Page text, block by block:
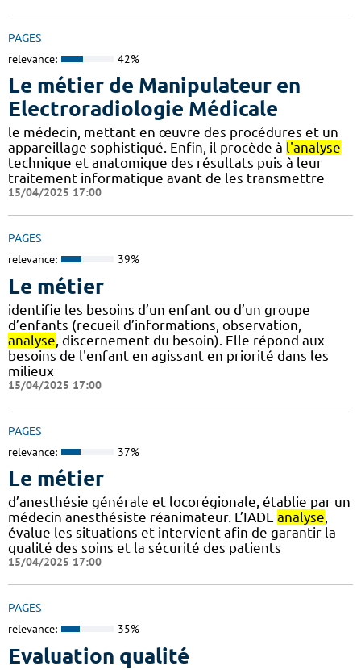
PAGES
relevance: 42%
Le métier de Manipulateur en
Electroradiologie Médicale
le médecin, mettant en œuvre des procédures et un
appareillage sophistiqué. Enfin, il procède à l'analyse
technique et anatomique des résultats puis à leur
traitement informatique avant de les transmettre
15/04/2025 17:00
PAGES
relevance: 39%
Le métier
identifie les besoins d’un enfant ou d’un groupe
d’enfants (recueil d’informations, observation,
analyse , discernement du besoin). Elle répond aux
besoins de l'enfant en agissant en priorité dans les
milieux
15/04/2025 17:00
PAGES
relevance: 37%
Le métier
d’anesthésie générale et locorégionale, établie par un
médecin anesthésiste réanimateur. L’IADE analyse,
évalue les situations et intervient afin de garantir la
qualité des soins et la sécurité des patients
15/04/2025 17:00
PAGES
relevance: 35%
Evaluation qualité